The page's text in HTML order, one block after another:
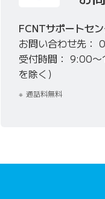
FCNTサポートセ
お問い合わせ先
受付時間
9:00〜
を除く）
通話料無料